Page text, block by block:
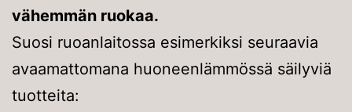
vähemmän ruokaa.
Suosi ruoanlaitossa esimerkiksi seuraavia
avaamattomana huoneenlämmössä säilyviä
tuotteita: